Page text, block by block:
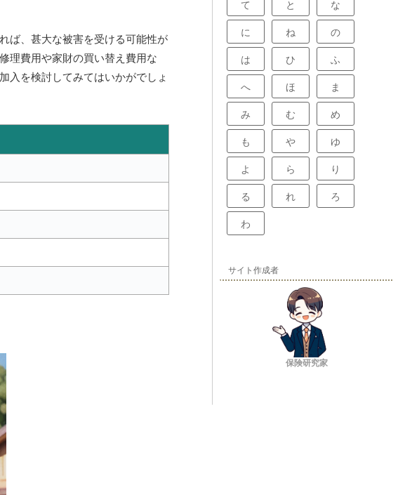
ば、甚大な被害を受ける可能性が
理費用や家財の買い替え費用な
入を検討してみてはいかがでしょ
て と な
に ね の
は ひ ふ
へ ほ ま
み む め
も や ゆ
よ ら り
る れ ろ
わ
サイト作成者
保険研究家